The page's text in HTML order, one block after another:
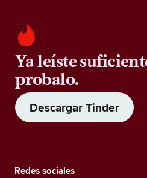
Ya leíste
probalo.
Descargar Tinder
Redes sociales